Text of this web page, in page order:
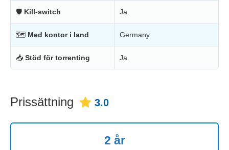
🛡 Kill-switch Ja
🗺 Med kontor i land Germany
📥 Stöd för torrenting Ja
Prissättning 3.0
2 år